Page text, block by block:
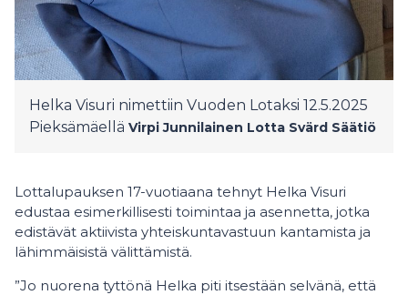
Helka Visuri nimettiin Vuoden Lotaksi 12.5.2025
Pieksämäellä Virpi Junnilainen Lotta Svärd Säätiö
Lottalupauksen 17-vuotiaana tehnyt Helka Visuri
edustaa esimerkillisesti toimintaa ja asennetta, jotka
edistävät aktiivista yhteiskuntavastuun kantamista ja
lähimmäisistä välittämistä.
”Jo nuorena tyttönä Helka piti itsestään selvänä, että